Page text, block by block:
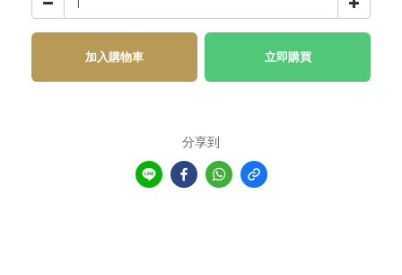
加入購物車 立即購買
分享到